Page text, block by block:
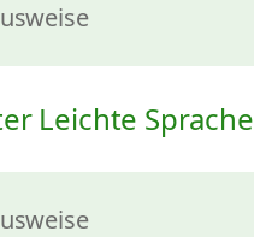
Leichte Sprache